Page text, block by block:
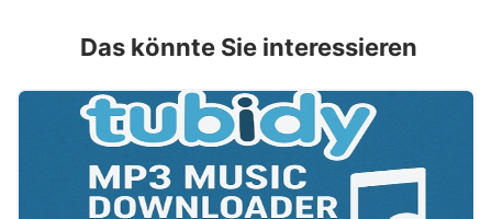
Das könnte Sie interessieren